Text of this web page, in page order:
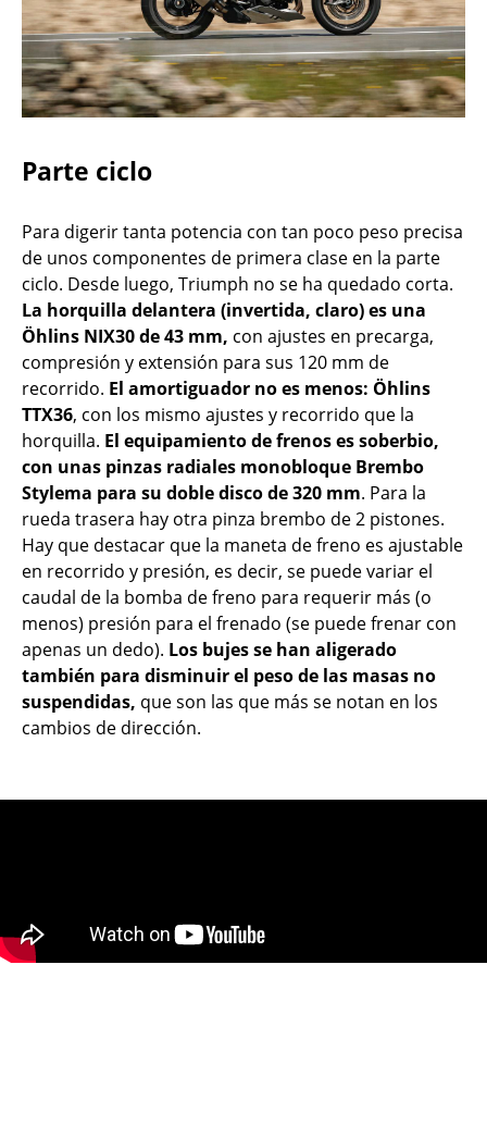
Parte ciclo
Para digerir tanta potencia con tan poco peso precisa
de unos componentes de primera clase en la parte
ciclo. Desde luego, Triumph no se ha quedado corta.
La horquilla delantera (invertida, claro) es una
Öhlins NIX30 de 43 mm, con ajustes en precarga,
compresión y extensión para sus 120 mm de
recorrido. El amortiguador no es menos: Öhlins
TTX36, con los mismo ajustes y recorrido que la
horquilla. El equipamiento de frenos es soberbio,
con unas pinzas radiales monobloque Brembo
Stylema para su doble disco de 320 mm. Para la
rueda trasera hay otra pinza brembo de 2 pistones.
Hay que destacar que la maneta de freno es ajustable
en recorrido y presión, es decir, se puede variar el
caudal de la bomba de freno para requerir más (o
menos) presión para el frenado (se puede frenar con
apenas un dedo). Los bujes se han aligerado
también para disminuir el peso de las masas no
suspendidas, que son las que más se notan en los
cambios de dirección.